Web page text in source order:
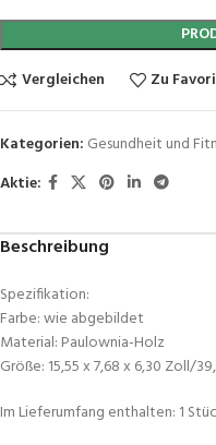
Vergleichen
Zu
Kategorien: Gesundheit und
Aktie:
Beschreibung
Spezifikation:
Farbe: wie abgebildet
Material: Paulownia-Holz
Größe: 15,55 x 7,68 x 6,30 Zoll/
Im Lieferumfang enthalten: 1